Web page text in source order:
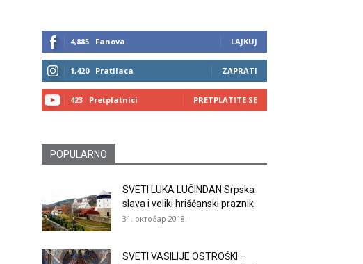
4,885 Fanova LAJKUJ
1,420 Pratilaca ZAPRATI
423 Pretplatnici PRETPLATITE SE
POPULARNO
SVETI LUKA LUČINDAN Srpska
slava i veliki hrišćanski praznik
31. октобар 2018.
SVETI VASILIJE OSTROŠKI –